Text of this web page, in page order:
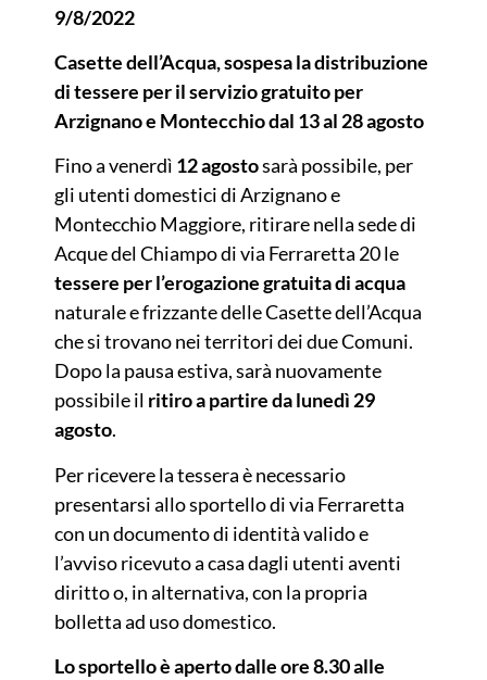
9/8/2022
Casette dell’Acqua, sospesa la distribuzione
di tessere per il servizio gratuito per
Arzignano e Montecchio dal 13 al 28 agosto
Fino a venerdì 12 agostosarà possibile, per
gli utenti domestici di Arzignano e
Montecchio Maggiore, ritirare nella sede di
Acque del Chiampo di via Ferraretta 20 le
tessere per l’erogazione gratuita di acqua
naturale e frizzante delle Casette dell’Acqua
che si trovano nei territori dei due Comuni.
Dopo la pausa estiva, sarà nuovamente
possibile il ritiro a partire da lunedì 29
agosto.
Per ricevere la tessera è necessario
presentarsi allo sportello di via Ferraretta
con un documento di identità valido e
l’avviso ricevuto a casa dagli utenti aventi
diritto o, in alternativa, con la propria
bolletta ad uso domestico.
Lo sportello è aperto dalle ore 8.30 alle